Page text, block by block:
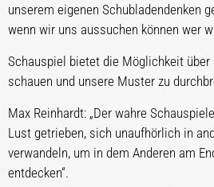
unserem eigenen Schubladendenken
wenn wir uns aussuchen können wer
Schauspiel bietet die Möglichkeit über
schauen und unsere Muster zu
Max Reinhardt: „Der wahre
Lust getrieben, sich unaufhörlich in
verwandeln, um in dem Anderen am
entdecken“.